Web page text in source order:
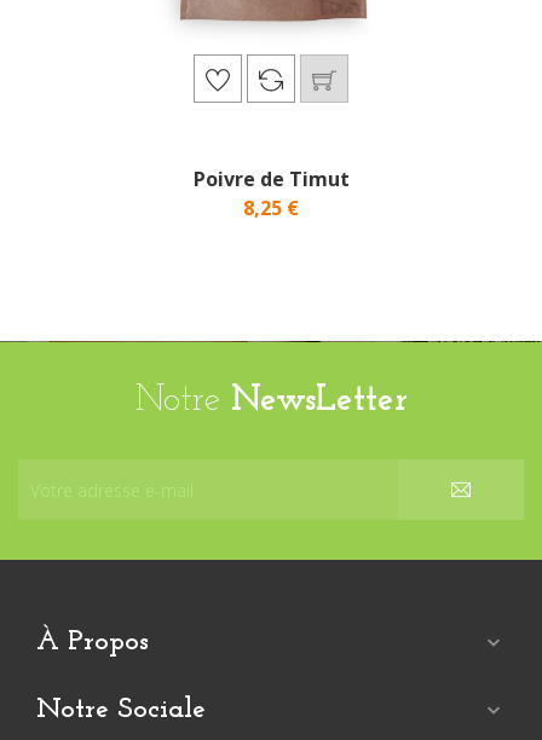
Poivre de Timut
8,25 €
Notre NewsLetter
À Propos 
Notre Sociale 